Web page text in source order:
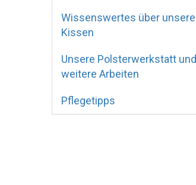
Wissenswertes über unsere
Kissen
Unsere Polsterwerkstatt und
weitere Arbeiten
Pflegetipps